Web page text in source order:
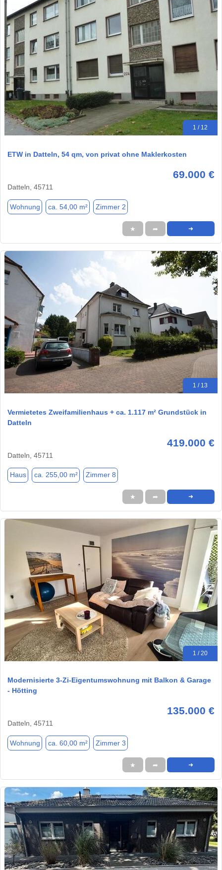
1 / 12
ETW in Datteln, 54 qm, von privat ohne Maklerkosten
69.000 €
Datteln, 45711
Wohnung ca. 54,00 m² Zimmer 2
★ ➦ ➜
1 / 13
Vermietetes Zweifamilienhaus + ca. 1.117 m² Grundstück in
Datteln
419.000 €
Datteln, 45711
Haus ca. 255,00 m² Zimmer 8
★ ➦ ➜
1 / 20
Modernisierte 3-Zi-Eigentumswohnung mit Balkon & Garage
- Hötting
135.000 €
Datteln, 45711
Wohnung ca. 60,00 m² Zimmer 3
★ ➦ ➜